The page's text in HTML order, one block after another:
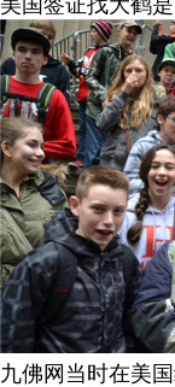
九佛网当时在美